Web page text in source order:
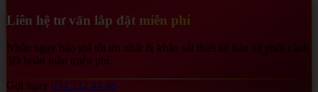
Liên hệ tư vấn lắp đặt miễn phí
Nhận ngay báo giá tối ưu nhất & khảo sát thiết kế bản vẽ phối cảnh
3D hoàn toàn miễn phí.
Gọi ngay 034.232.44.88